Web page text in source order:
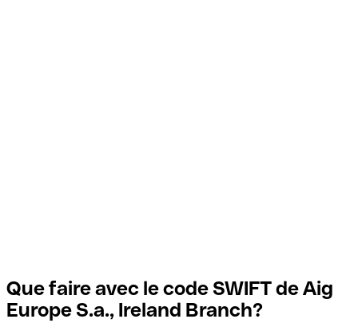
Que faire avec le code SWIFT de Aig
Europe S.a., Ireland Branch?